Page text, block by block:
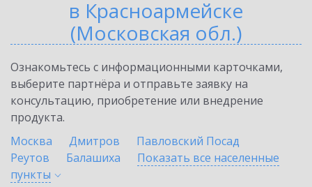
в Красноармейске
(Московская обл.)
Ознакомьтесь с информационными карточками,
выберите партнёра и отправьте заявку на
консультацию, приобретение или внедрение
продукта.
Москва
Дмитров
Павловский Посад
Реутов
Балашиха
Показать все населенные
пункты